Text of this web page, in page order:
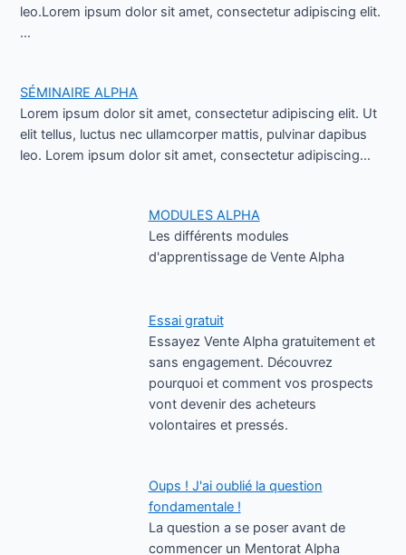
leo.Lorem ipsum dolor sit amet, consectetur adipiscing elit.
…
SÉMINAIRE ALPHA
Lorem ipsum dolor sit amet, consectetur adipiscing elit. Ut
elit tellus, luctus nec ullamcorper mattis, pulvinar dapibus
leo. Lorem ipsum dolor sit amet, consectetur adipiscing…
MODULES ALPHA
Les différents modules
d'apprentissage de Vente Alpha
Essai gratuit
Essayez Vente Alpha gratuitement et
sans engagement. Découvrez
pourquoi et comment vos prospects
vont devenir des acheteurs
volontaires et pressés.
Oups ! J'ai oublié la question
fondamentale !
La question a se poser avant de
commencer un Mentorat Alpha